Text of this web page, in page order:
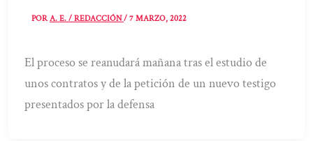
PORA. E. / REDACCIÓN/7 MARZO, 2022
El proceso se reanudará mañana tras el estudio de
unos contratos y de la petición de un nuevo testigo
presentados por la defensa